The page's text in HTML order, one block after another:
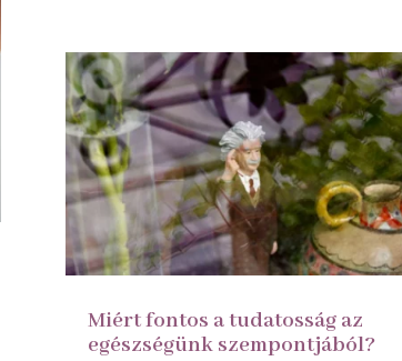
Miért fontos a tudatosság az
egészségünk szempontjából?